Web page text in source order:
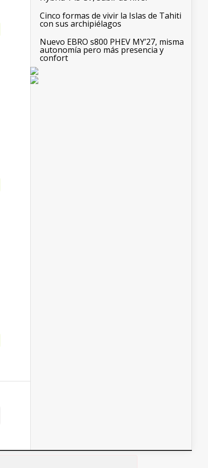
Cinco formas de vivir la Islas de Tahiti
con sus archipiélagos
Nuevo EBRO s800 PHEV MY’27, misma
autonomía pero más presencia y
confort